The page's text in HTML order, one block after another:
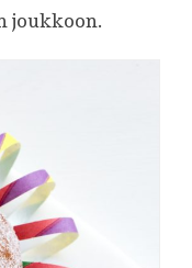
joukkoon.